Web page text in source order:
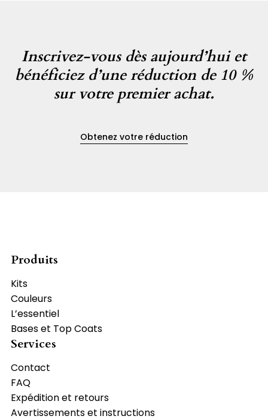
Inscrivez-vous dès aujourd’hui et
bénéficiez d’une réduction de 10 %
sur votre premier achat.
Obtenez votre réduction
Produits
Kits
Couleurs
L’essentiel
Bases et Top Coats
Services
Contact
FAQ
Expédition et retours
Avertissements et instructions